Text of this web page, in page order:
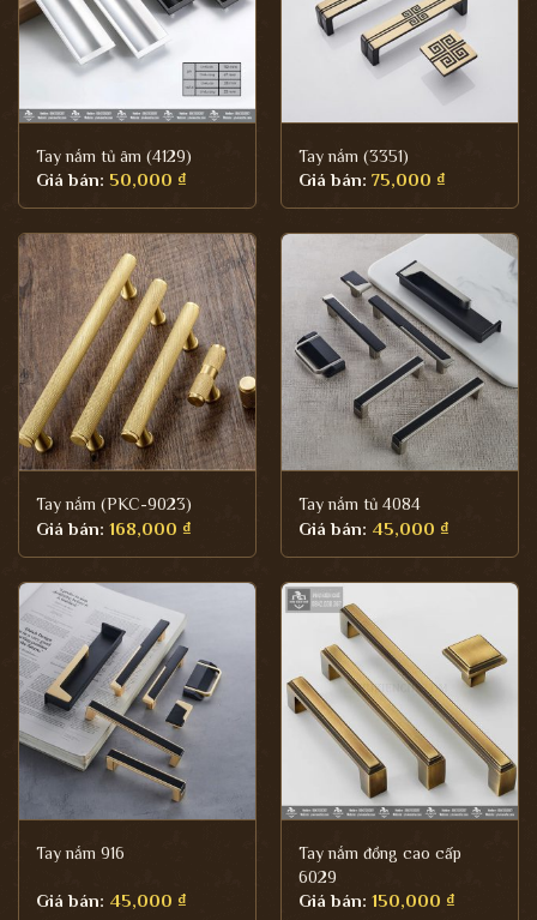
Tay nắm tủ âm (4129)
Giá bán: 50,000 ₫
Tay nắm (3351)
Giá bán: 75,000 ₫
Tay nắm (PKC-9023)
Giá bán: 168,000 ₫
Tay nắm tủ 4084
Giá bán: 45,000 ₫
Tay nắm 916
Giá bán: 45,000 ₫
Tay nắm đồng cao cấp
6029
Giá bán: 150,000 ₫